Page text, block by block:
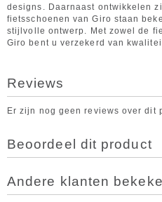
designs. Daarnaast ontwikkelen
fietsschoenen van Giro staan
stijlvolle ontwerp. Met zowel de
Giro bent u verzekerd van
Reviews
Er zijn nog geen reviews over dit
Beoordeel dit product
Andere klanten